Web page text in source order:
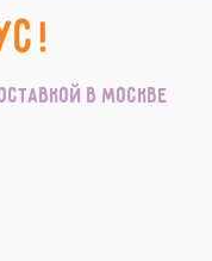
в Москве